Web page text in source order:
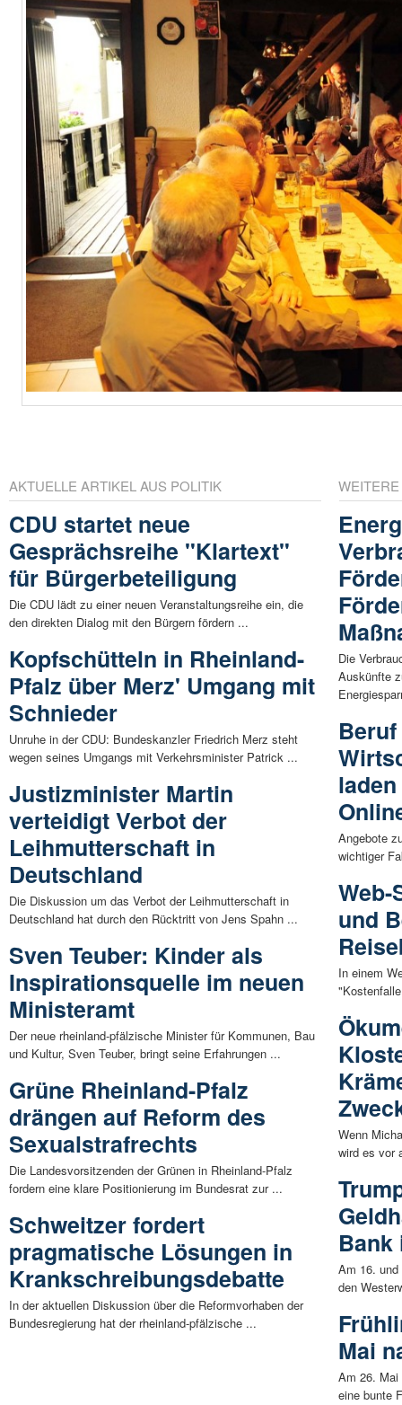
AKTUELLE ARTIKEL AUS POLITIK
CDU startet neue
Gesprächsreihe "Klartext"
für Bürgerbeteiligung
Die CDU lädt zu einer neuen Veranstaltungsreihe ein, die
den direkten Dialog mit den Bürgern fördern ...
Kopfschütteln in Rheinland-
Pfalz über Merz' Umgang mit
Schnieder
Unruhe in der CDU: Bundeskanzler Friedrich Merz steht
wegen seines Umgangs mit Verkehrsminister Patrick ...
Justizminister Martin
verteidigt Verbot der
Leihmutterschaft in
Deutschland
Die Diskussion um das Verbot der Leihmutterschaft in
Deutschland hat durch den Rücktritt von Jens Spahn ...
Sven Teuber: Kinder als
Inspirationsquelle im neuen
Ministeramt
Der neue rheinland-pfälzische Minister für Kommunen, Bau
und Kultur, Sven Teuber, bringt seine Erfahrungen ...
Grüne Rheinland-Pfalz
drängen auf Reform des
Sexualstrafrechts
Die Landesvorsitzenden der Grünen in Rheinland-Pfalz
fordern eine klare Positionierung im Bundesrat zur ...
Schweitzer fordert
pragmatische Lösungen in
Krankschreibungsdebatte
In der aktuellen Diskussion über die Reformvorhaben der
Bundesregierung hat der rheinland-pfälzische ...
Die
Auskünfte
Angebote
wichtiger
und
In einem
Wenn
wird es vor
Bank
Am 16.
den
Mai
Am 26.
eine bunte